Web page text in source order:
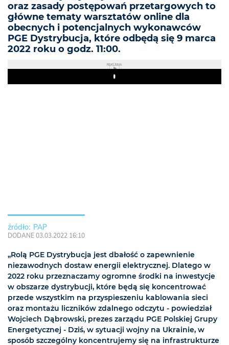
oraz zasady postępowań przetargowych to
główne tematy warsztatów online dla
obecnych i potencjalnych wykonawców
PGE Dystrybucja, które odbędą się 9 marca
2022 roku o godz. 11:00.
REKLAMA
Play
PAP
DODANE 03.03.2022 16:10
„Rolą PGE Dystrybucja jest dbałość o zapewnienie
niezawodnych dostaw energii elektrycznej. Dlatego w
2022 roku przeznaczamy ogromne środki na inwestycje
w obszarze dystrybucji, które będą się koncentrować
przede wszystkim na przyspieszeniu kablowania sieci
oraz montażu liczników zdalnego odczytu - powiedział
Wojciech Dąbrowski, prezes zarządu PGE Polskiej Grupy
Energetycznej - Dziś, w sytuacji wojny na Ukrainie, w
sposób szczególny koncentrujemy się na infrastrukturze